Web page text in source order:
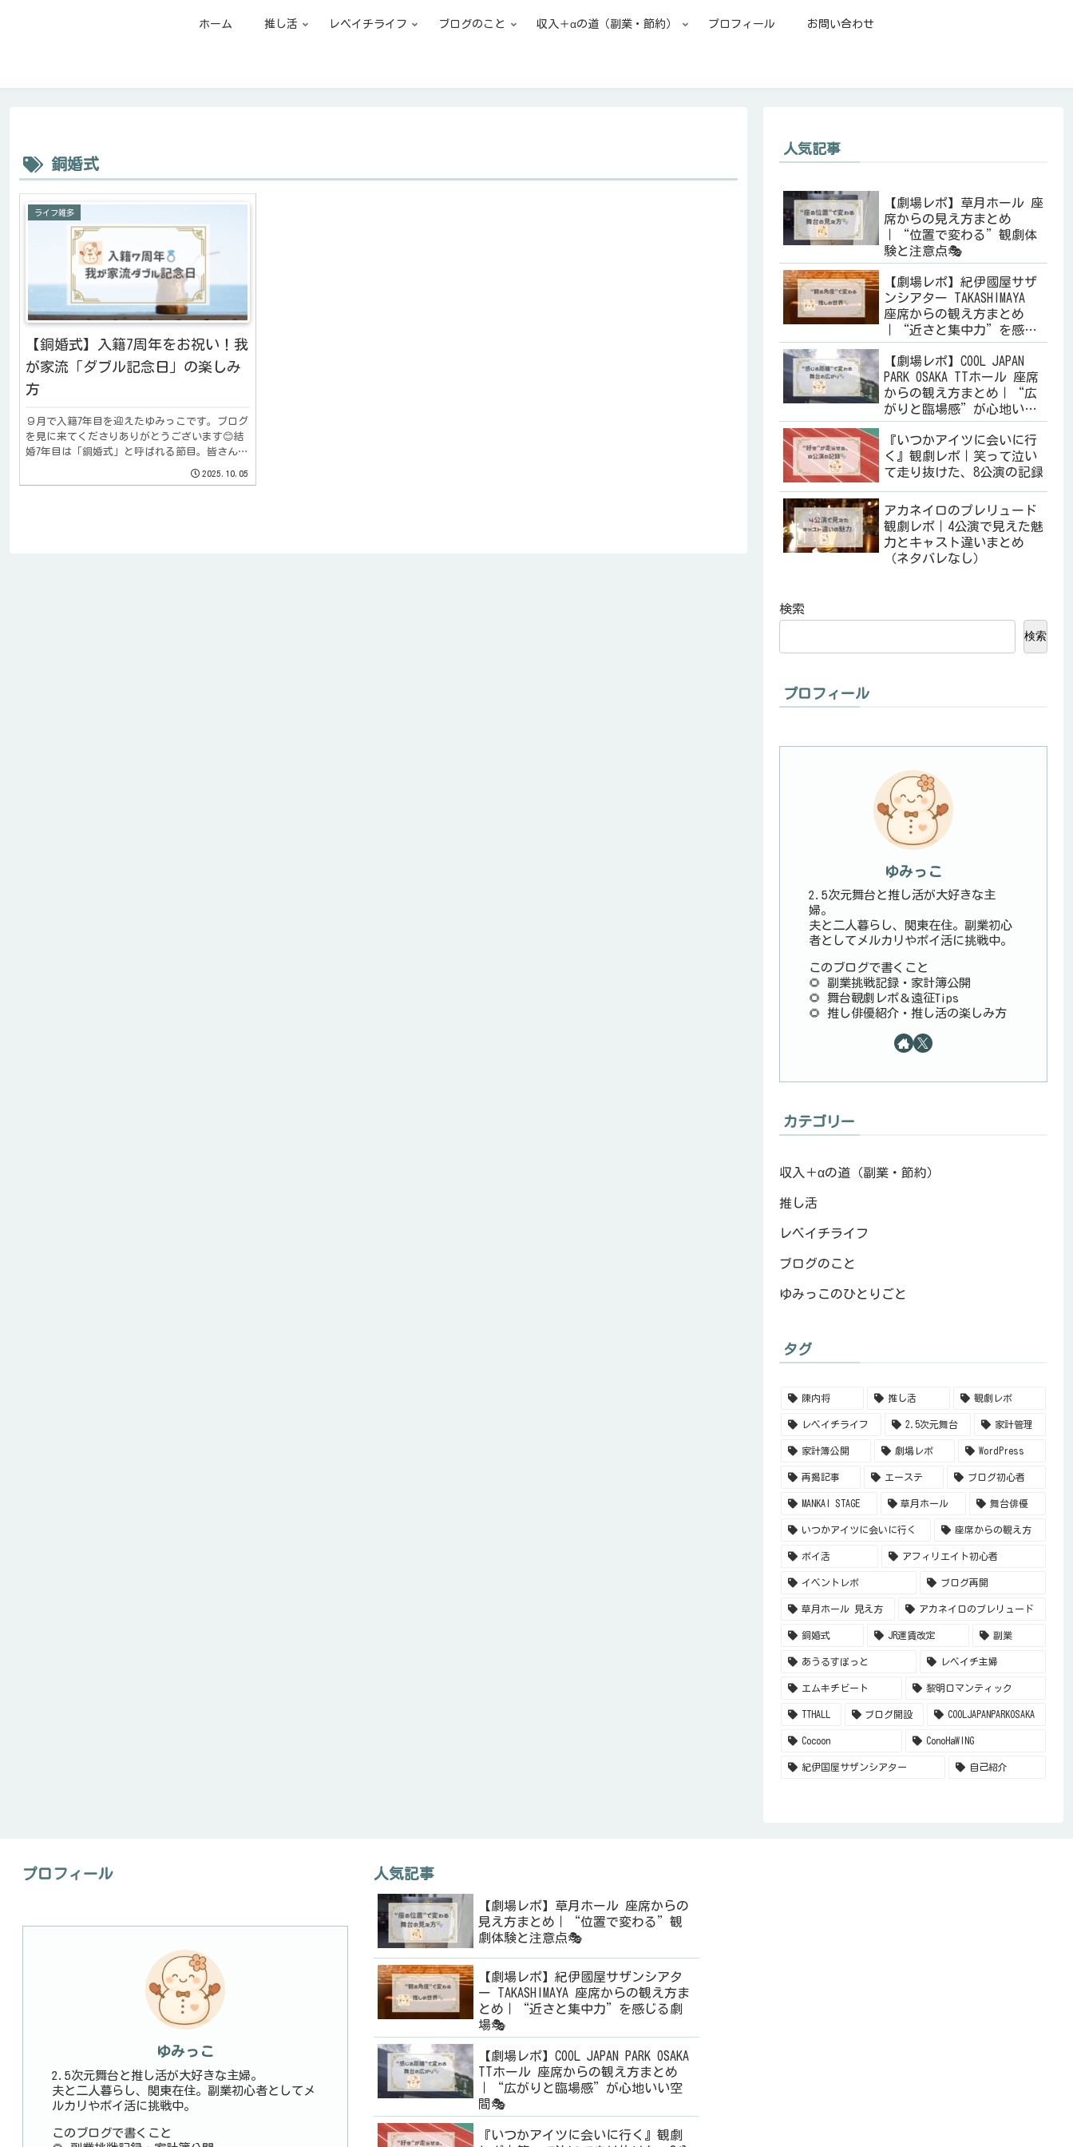
ホーム 推し活 レベイチライフ ブログのこと 収入＋αの道（副業・節約） プロフィール お問い合わせ
銅婚式
ライフ雑多
【銅婚式】入籍7周年をお祝い！我
が家流「ダブル記念日」の楽しみ
方
９月で入籍7年目を迎えたゆみっこです。ブログ
を見に来てくださりありがとうございます😊結
婚7年目は「銅婚式」と呼ばれる節目。皆さんは
「入籍日」と「結婚式日」、どちらを『結婚...
2025.10.05
人気記事
【劇場レポ】草月ホール 座
席からの見え方まとめ
｜“位置で変わる”観劇体
験と注意点🎭
【劇場レポ】紀伊國屋サザ
ンシアター TAKASHIMAYA
座席からの観え方まとめ
｜“近さと集中力”を感じ
る劇場🎭
【劇場レポ】COOL JAPAN
PARK OSAKA TTホール 座席
からの観え方まとめ｜“広
がりと臨場感”が心地いい
空間🎭
『いつかアイツに会いに行
く』観劇レポ｜笑って泣い
て走り抜けた、8公演の記録
アカネイロのプレリュード
観劇レポ｜4公演で見えた魅
力とキャスト違いまとめ
（ネタバレなし）
検索
検索
プロフィール
ゆみっこ
2.5次元舞台と推し活が大好きな主
婦。
夫と二人暮らし、関東在住。副業初心
者としてメルカリやポイ活に挑戦中。
このブログで書くこと
🌻 副業挑戦記録・家計簿公開
🌻 舞台観劇レポ＆遠征Tips
🌻 推し俳優紹介・推し活の楽しみ方
カテゴリー
収入＋αの道（副業・節約）
推し活
レベイチライフ
ブログのこと
ゆみっこのひとりごと
タグ
陳内将 推し活 観劇レポ
レベイチライフ 2.5次元舞台 家計管理
家計簿公開 劇場レポ WordPress
再掲記事 エーステ ブログ初心者
MANKAI STAGE 草月ホール 舞台俳優
いつかアイツに会いに行く 座席からの観え方
ポイ活 アフィリエイト初心者
イベントレポ ブログ再開
草月ホール 見え方 アカネイロのプレリュード
銅婚式 JR運賃改定 副業
あうるすぽっと レベイチ主婦
エムキチビート 黎明ロマンティック
TTHALL ブログ開設 COOLJAPANPARKOSAKA
Cocoon ConoHaWING
紀伊国屋サザンシアター 自己紹介
プロフィール
ゆみっこ
2.5次元舞台と推し活が大好きな主婦。
夫と二人暮らし、関東在住。副業初心者としてメ
ルカリやポイ活に挑戦中。
このブログで書くこと
人気記事
【劇場レポ】草月ホール 座席からの
見え方まとめ｜“位置で変わる”観
劇体験と注意点🎭
【劇場レポ】紀伊國屋サザンシアタ
ー TAKASHIMAYA 座席からの観え方ま
とめ｜“近さと集中力”を感じる劇
場🎭
【劇場レポ】COOL JAPAN PARK OSAKA
TTホール 座席からの観え方まとめ
｜“広がりと臨場感”が心地いい空
間🎭
『いつかアイツに会いに行く』観劇